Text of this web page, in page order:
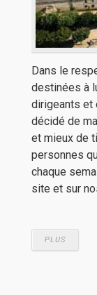
Dans le
destinées à
dirigeants et
décidé de
et mieux de
personnes
chaque
site et sur
PLUS